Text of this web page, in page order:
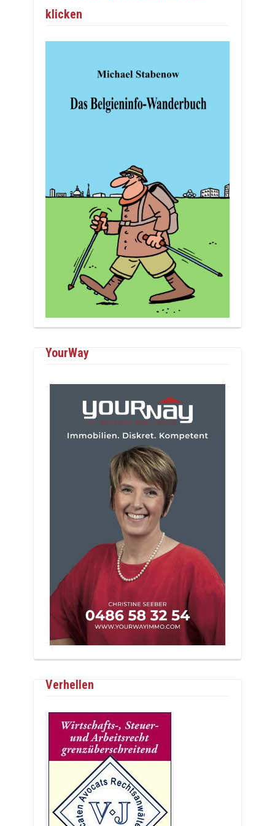
klicken
YourWay
Verhellen